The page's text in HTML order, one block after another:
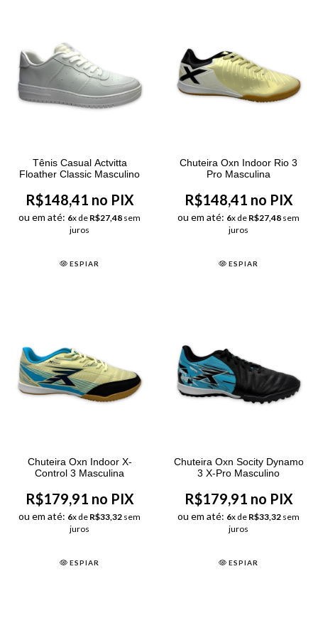
Tênis Casual Actvitta
Floather Classic Masculino
R$148,41 no PIX
ou em até: 6x de R$27,48 sem
juros
ESPIAR
Chuteira Oxn Indoor Rio 3
Pro Masculina
R$148,41 no PIX
ou em até: 6x de R$27,48 sem
juros
ESPIAR
Chuteira Oxn Indoor X-
Control 3 Masculina
R$179,91 no PIX
ou em até: 6x de R$33,32 sem
juros
ESPIAR
Chuteira Oxn Socity Dynamo
3 X-Pro Masculino
R$179,91 no PIX
ou em até: 6x de R$33,32 sem
juros
ESPIAR